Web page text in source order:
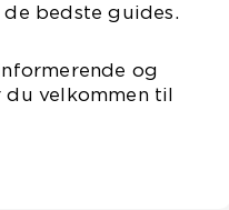
bedste guides.
og
du velkommen til